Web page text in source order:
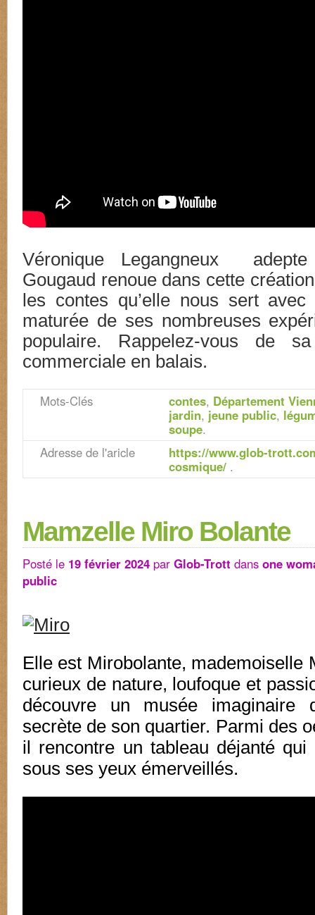
Véronique Legangneux
Gougaud renoue dans cette
les contes qu’elle nous sert avec
maturée de ses nombreuses
populaire. Rappelez-vous de
commerciale en balais.
Mots-Clés contes, Département
jardin, jeune public,
soupe.
Adresse de l'aricle
https://www.glob-
cosmique/ .
Mamzelle Miro Bolante
Posté le 19 février 2024 par Glob-Trott dans one
public
Elle est Mirobolante, mademoiselle
curieux de nature, loufoque et
découvre un musée imaginaire
secrète de son quartier. Parmi des
il rencontre un tableau déjanté qui
sous ses yeux émerveillés.